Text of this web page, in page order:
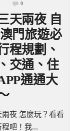
0
天兩夜 自
門旅遊必
程規劃、
交通、住
通通大
兩夜 怎麼玩？看看
程吧！我...